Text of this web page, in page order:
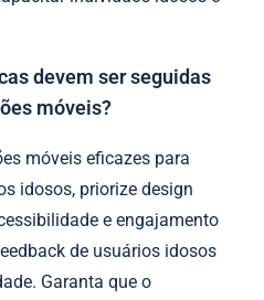
devem ser seguidas
móveis?
móveis eficazes para
idosos, priorize design
e engajamento
de usuários idosos
Garanta que o